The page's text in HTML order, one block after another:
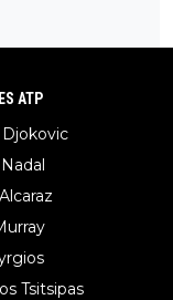
ATP
Tsitsipas